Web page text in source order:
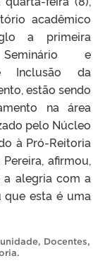
acadêmico
a primeira
e
Inclusão da
estão sendo
na área
pelo Núcleo
à Pró-Reitoria
afirmou,
alegria com a
que esta é uma
, Docentes,
.